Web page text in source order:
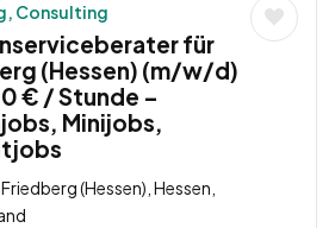
Consulting
für
(Hessen) (m/w/d)
€ / Stunde –
Minijobs,
(Hessen), Hessen,